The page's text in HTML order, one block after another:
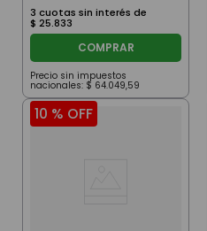
3 cuotas sin interés de
$ 25.833
COMPRAR
Precio sin impuestos
nacionales: $ 64.049,59
10 % OFF